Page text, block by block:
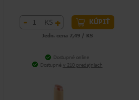
- KS + KÚPIŤ
Jedn. cena 7,49 / KS
Dostupné online
Dostupné v 210 predajniach